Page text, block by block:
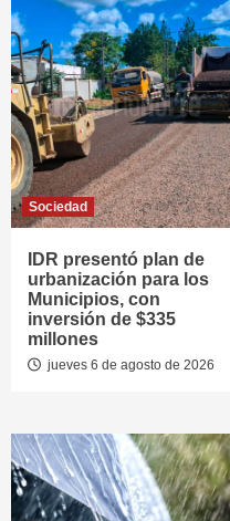
Sociedad
IDR presentó plan de
urbanización para los
Municipios, con
inversión de $335
millones
jueves 6 de agosto de 2026